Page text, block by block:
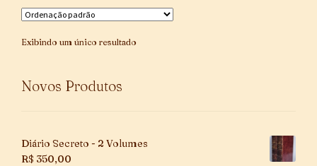
Exibindo um único resultado
Novos Produtos
Diário Secreto - 2 Volumes
R$ 350,00